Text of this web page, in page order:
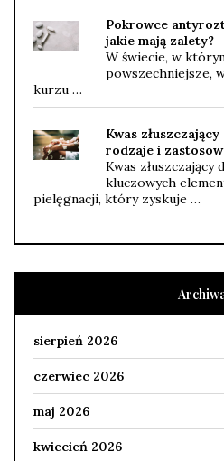
Pokrowce
jakie mają zalety?
W świecie, w
powszechniejsze,
kurzu …
Kwas
rodzaje i
Kwas
kluczowych
pielęgnacji, który zyskuje …
sierpień 2026
czerwiec 2026
maj 2026
kwiecień 2026